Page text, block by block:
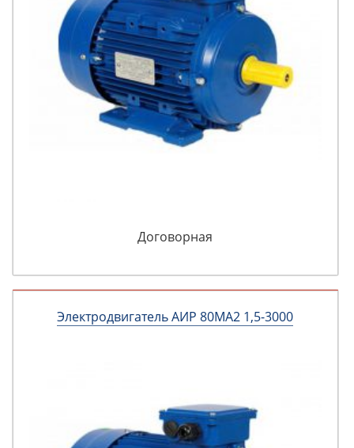
Договорная
Электродвигатель АИР 80МА2 1,5-3000